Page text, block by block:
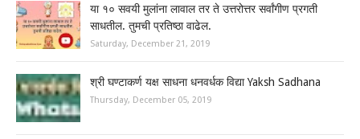
या १० सवयी मुलांना लावाल तर ते उत्तरोत्तर सर्वांगीण प्रगती
साधतील. तुमची प्रतिष्ठा वाढेल.
Saturday, December 21, 2019
श्री घण्टाकर्ण यक्ष साधना धनवर्धक विद्या Yaksh Sadhana
Thursday, December 05, 2019